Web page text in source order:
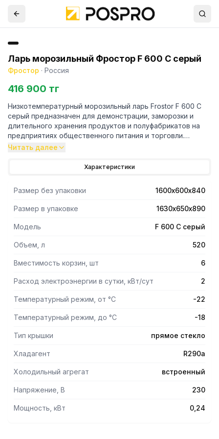
Ларь морозильный Фростор F 600 С серый
Фростор · Россия
416 900 тг
Низкотемпературный морозильный ларь Frostor F 600 C
серый предназначен для демонстрации, заморозки и
длительного хранения продуктов и полуфабрикатов на
предприятиях общественного питания и торговли.
- Низкоэмиссионное закаленное стекло
Читать далее
Характеристики
Размер без упаковки 1600х600х840
Размер в упаковке 1630х650х890
Модель F 600 С серый
Объем, л 520
Вместимость корзин, шт 6
Расход электроэнергии в сутки, кВт/сут 2
Температурный режим, от °С -22
Температурный режим, до °С -18
Тип крышки прямое стекло
Хладагент R290a
Холодильный агрегат встроенный
Напряжение, В 230
Мощность, кВт 0,24